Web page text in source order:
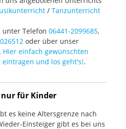
/ Tanzunterricht
Telefon 06441-2099685,
oder über unser
Hier einfach gewünschten
und los geht's!.
für Kinder
es keine Altersgrenze nach
Einsteiger gibt es bei uns